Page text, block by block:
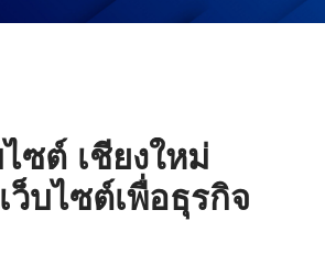
ซต์ เชียงใหม่
บไซต์เพื่อธุรกิจ